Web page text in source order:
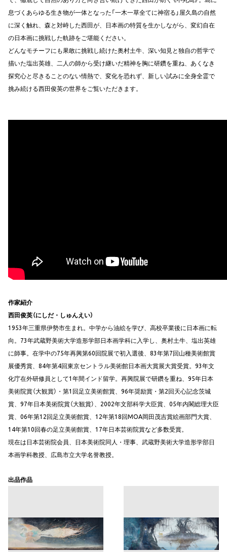
息づくあらゆる生き物が一体となった「一木一草全てに神宿る」屋久島の自然
に深く触れ、森と対峙した西田が、日本画の特質を生かしながら、変幻自在
の日本画に挑戦した軌跡をご堪能ください。
どんなモチーフにも果敢に挑戦し続けた奥村土牛、深い知見と独自の哲学で
描いた塩出英雄、二人の師から受け継いだ精神を胸に研鑽を重ね、あくなき
探究心と尽きることのない情熱で、変化を恐れず、新しい試みに全身全霊で
挑み続ける西田俊英の世界をご覧いただきます。
作家紹介
西田俊英（にしだ・しゅんえい）
1953年三重県伊勢市生まれ。中学から油絵を学び、高校卒業後に日本画に転
向。73年武蔵野美術大学造形学部日本画学科に入学し、奥村土牛、塩出英雄
に師事。在学中の75年再興第60回院展で初入選後、83年第7回山種美術館賞
展優秀賞、84年第4回東京セントラル美術館日本画大賞展大賞受賞。93年文
化庁在外研修員として1年間インド留学。再興院展で研鑽を重ね、95年日本
美術院賞（大観賞）・第1回足立美術館賞、96年奨励賞・第2回天心記念茨城
賞、97年日本美術院賞（大観賞）、2002年文部科学大臣賞、05年内閣総理大臣
賞、06年第12回足立美術館賞、12年第18回MOA岡田茂吉賞絵画部門大賞、
14年第10回春の足立美術館賞、17年日本芸術院賞など多数受賞。
現在は日本芸術院会員、日本美術院同人・理事、武蔵野美術大学造形学部日
本画学科教授、広島市立大学名誉教授。
出品作品